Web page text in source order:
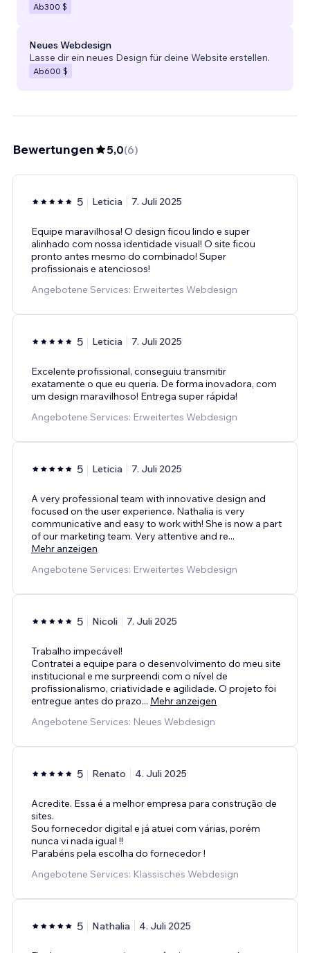
Ab300 $
Neues Webdesign
Lasse dir ein neues Design für deine Website erstellen.
Ab600 $
Bewertungen 5,0(6)
5 Leticia 7. Juli 2025
Equipe maravilhosa! O design ficou lindo e super
alinhado com nossa identidade visual! O site ficou
pronto antes mesmo do combinado! Super
profissionais e atenciosos!
Angebotene Services: Erweitertes Webdesign
5 Leticia 7. Juli 2025
Excelente profissional, conseguiu transmitir
exatamente o que eu queria. De forma inovadora, com
um design maravilhoso! Entrega super rápida!
Angebotene Services: Erweitertes Webdesign
5 Leticia 7. Juli 2025
A very professional team with innovative design and
focused on the user experience. Nathalia is very
communicative and easy to work with! She is now a part
of our marketing team. Very attentive and re...
Mehr anzeigen
Angebotene Services: Erweitertes Webdesign
5 Nicoli 7. Juli 2025
Trabalho impecável!
Contratei a equipe para o desenvolvimento do meu site
institucional e me surpreendi com o nível de
profissionalismo, criatividade e agilidade. O projeto foi
entregue antes do prazo... Mehr anzeigen
Angebotene Services: Neues Webdesign
5 Renato 4. Juli 2025
Acredite. Essa é a melhor empresa para construção de
sites.
Sou fornecedor digital e já atuei com várias, porém
nunca vi nada igual !!
Parabéns pela escolha do fornecedor !
Angebotene Services: Klassisches Webdesign
5 Nathalia 4. Juli 2025